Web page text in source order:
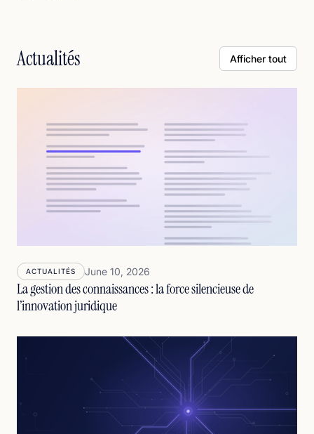
Actualités Afficher tout
ACTUALITÉS June 10, 2026
La gestion des connaissances : la force silencieuse de
l’innovation juridique